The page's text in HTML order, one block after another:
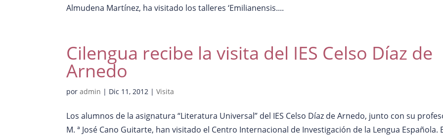
Almudena Martínez, ha visitado los talleres ‘Emilianensis....
Cilengua recibe la visita del IES Celso Díaz de
Arnedo
poradmin | Dic 11, 2012 |Visita
Los alumnos de la asignatura “Literatura Universal” del IES Celso Díaz de Arnedo, junto con su
M. ª José Cano Guitarte, han visitado el Centro Internacional de Investigación de la Lengua Española.